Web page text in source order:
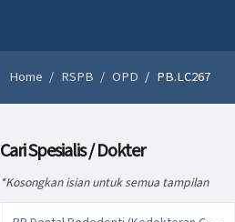
Home RSPB OPD PB.LC267
Cari Spesialis / Dokter
*Kosongkan isian untuk semua tampilan